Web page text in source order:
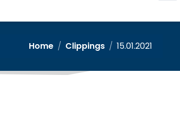
Home / Clippings / 15.01.2021